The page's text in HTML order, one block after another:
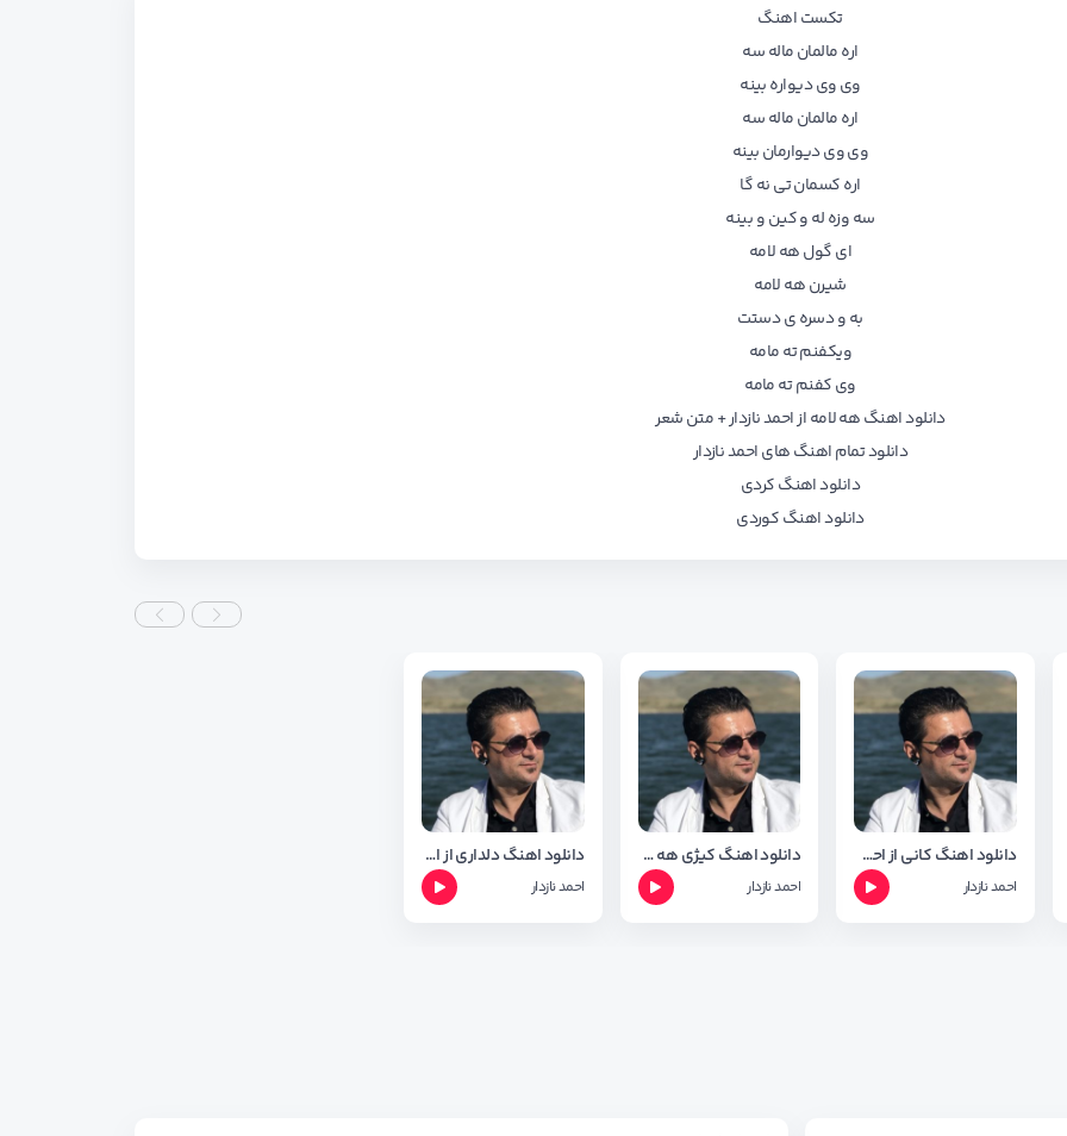
تکست اهنگ
اره مالمان ماله سه
وی وی دیواره بینه
اره مالمان ماله سه
وی وی دیوارمان بینه
اره کسمان تی نه گا
سه وزه له و کین و بینه
ای گول هه لامه
شیرن هه لامه
به و دسره ی دستت
ویکفنم ته مامه
وی کفنم ته مامه
دانلود اهنگ هه لامه از احمد نازدار + متن شعر
دانلود تمام اهنگ های احمد نازدار
دانلود اهنگ کردی
دانلود اهنگ کوردی
دانلود اهنگ کانی از احمد نازدار + تکست اهنگ
احمد نازدار
دانلود اهنگ کیژی هه ورامان از احمد نازدار ( هورامان ) + متن اهنگ
احمد نازدار
دانلود اهنگ دلداری از احمد نازدار + متن اهنگ
احمد نازدار